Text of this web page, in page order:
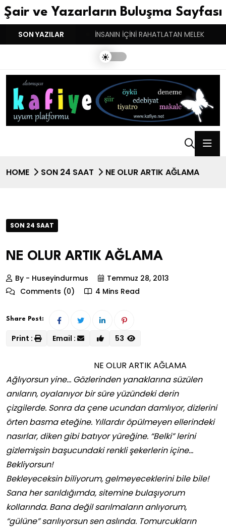
Şair ve Yazarların Buluşma Sayfası
SON YAZILAR
BASARINDIR! İNSANIN İÇİNİ RAHATLATAN MELEK
HOME SON 24 SAAT NE OLUR ARTIK AĞLAMA
SON 24 SAAT
NE OLUR ARTIK AĞLAMA
By - Huseyindurmus
Temmuz 28, 2013
Comments (0)
4 Mins Read
Share Post:
Print : Email : 53
NE OLUR ARTIK AĞLAMA
Ağlıyorsun yine… Gözlerinden yanaklarına süzülen
anıların, oyalanıyor bir süre yüzündeki derin
çizgilerde. Sonra da çene ucundan damlıyor, dizlerini
örten basma eteğine. Yıllardır öpülmeyen ellerindeki
nasırlar, diken gibi batıyor yüreğine. “Belki” lerini
gizlemişsin başucundaki renkli şekerlerin içine…
Bekliyorsun!
Bekleyeceksin biliyorum, gelmeyeceklerini bile bile!
Sana her sarıldığımda, sitemine bulaşıyorum
kollarında. Bana değil sarılmaların anlıyorum,
“gülüne” sarılıyorsun sen aslında. Tomurcukların